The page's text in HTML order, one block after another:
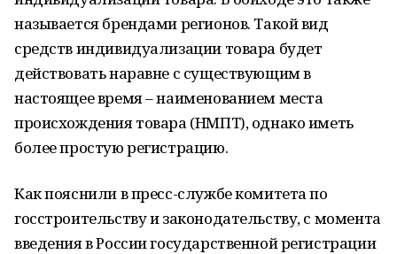
называется брендами регионов. Такой вид
средств индивидуализации товара будет
действовать наравне с существующим в
настоящее время – наименованием места
происхождения товара (НМПТ), однако иметь
более простую регистрацию.
Как пояснили в пресс-службе комитета по
госстроительству и законодательству, с момента
введения в России государственной регистрации